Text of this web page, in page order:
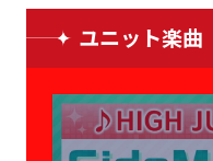
ユニット楽曲